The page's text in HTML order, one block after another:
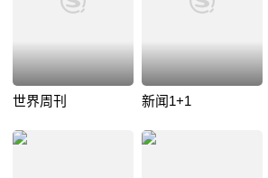
世界周刊 新闻1+1